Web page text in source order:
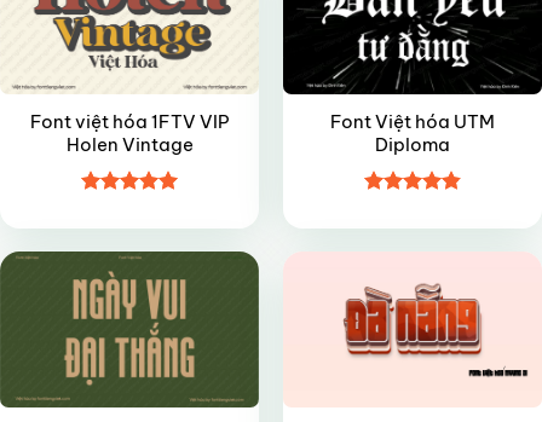
Font việt hóa 1FTV VIP
Holen Vintage
hạng4.95
5 sao
Font Việt hóa UTM
Diploma
hạng4.85
5 sao